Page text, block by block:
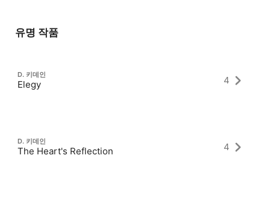
유명 작품
D. 키데인
Elegy 4
D. 키데인
The Heart's Reflection 4